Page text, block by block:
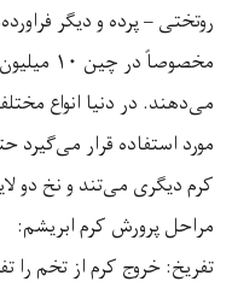
روتختی – پرده و دیگر
مخصوصاً در چین ۱۰
می‌دهند. در دنیا انواع
مورد استفاده قرار می‌گیرد
کرم دیگری می‌تند و نخ دو
مراحل پرورش کرم ابریشم:
تفریخ: خروج کرم از تخم را